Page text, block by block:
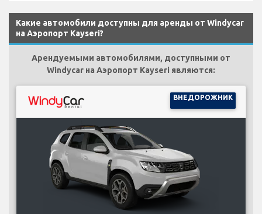
Какие автомобили доступны для аренды от Windycar
на Аэропорт Kayseri?
Арендуемыми автомобилями, доступными от
Windycar на Аэропорт Kayseri являются:
ВНЕДОРОЖНИК